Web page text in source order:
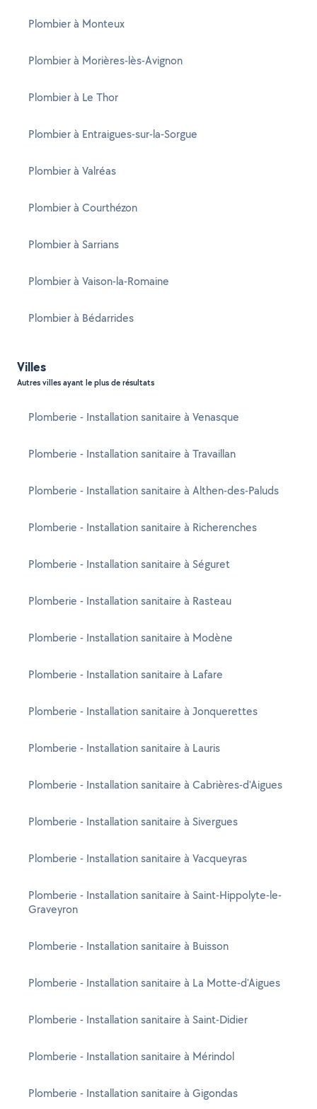
Plombier à Monteux
Plombier à Morières-lès-Avignon
Plombier à Le Thor
Plombier à Entraigues-sur-la-Sorgue
Plombier à Valréas
Plombier à Courthézon
Plombier à Sarrians
Plombier à Vaison-la-Romaine
Plombier à Bédarrides
Villes
Autres villes ayant le plus de résultats
Plomberie - Installation sanitaire à Venasque
Plomberie - Installation sanitaire à Travaillan
Plomberie - Installation sanitaire à Althen-des-Paluds
Plomberie - Installation sanitaire à Richerenches
Plomberie - Installation sanitaire à Séguret
Plomberie - Installation sanitaire à Rasteau
Plomberie - Installation sanitaire à Modène
Plomberie - Installation sanitaire à Lafare
Plomberie - Installation sanitaire à Jonquerettes
Plomberie - Installation sanitaire à Lauris
Plomberie - Installation sanitaire à Cabrières-d'Aigues
Plomberie - Installation sanitaire à Sivergues
Plomberie - Installation sanitaire à Vacqueyras
Plomberie - Installation sanitaire à Saint-Hippolyte-le-
Graveyron
Plomberie - Installation sanitaire à Buisson
Plomberie - Installation sanitaire à La Motte-d'Aigues
Plomberie - Installation sanitaire à Saint-Didier
Plomberie - Installation sanitaire à Mérindol
Plomberie - Installation sanitaire à Gigondas